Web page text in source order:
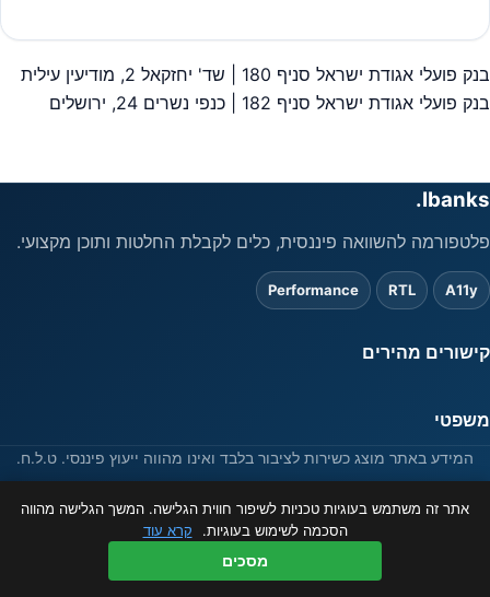
ניווט
בנק פועלי אגודת ישראל סניף 180 | שד' יחזקאל 2, מודיעין עילית
בנק פועלי אגודת ישראל סניף 182 | כנפי נשרים 24, ירושלים
Ibanks.
פלטפורמה להשוואה פיננסית, כלים לקבלת החלטות ותוכן מקצועי.
A11y
RTL
Performance
קישורים מהירים
משפטי
המידע באתר מוצג כשירות לציבור בלבד ואינו מהווה ייעוץ פיננסי. ט.ל.ח.
אתר זה משתמש בעוגיות טכניות לשיפור חווית הגלישה. המשך הגלישה מהווה
הסכמה לשימוש בעוגיות.
קרא עוד
מסכים